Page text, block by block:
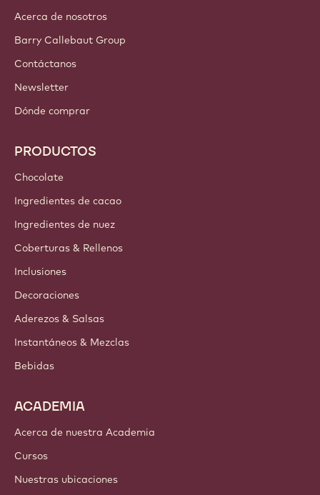
Acerca de nosotros
Barry Callebaut Group
Contáctanos
Newsletter
Dónde comprar
PRODUCTOS
Chocolate
Ingredientes de cacao
Ingredientes de nuez
Coberturas & Rellenos
Inclusiones
Decoraciones
Aderezos & Salsas
Instantáneos & Mezclas
Bebidas
ACADEMIA
Acerca de nuestra Academia
Cursos
Nuestras ubicaciones